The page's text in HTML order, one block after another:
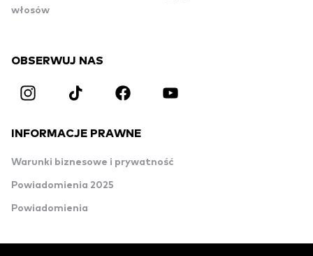
włosów
OBSERWUJ NAS
INFORMACJE PRAWNE
Warunki biznesowe i prywatność
Powiadomienia 2025
Powiadomienia